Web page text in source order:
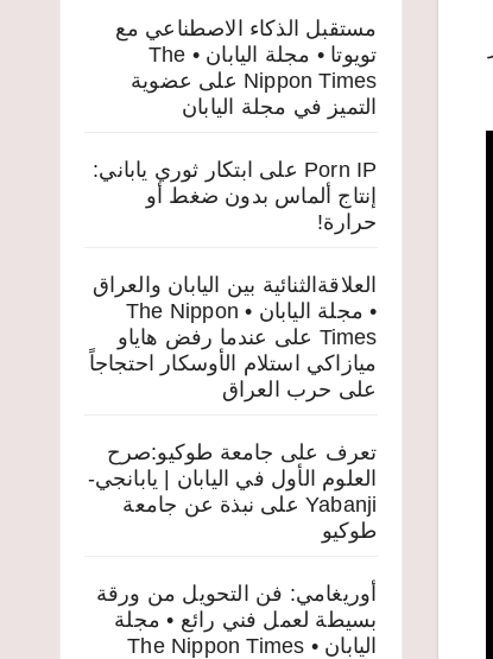
مستقبل الذكاء الاصطناعي مع
تويوتا • مجلة اليابان • The
Nippon Times على عضوية
التميز في مجلة اليابان
Porn IP على ابتكار ثوري ياباني:
إنتاج ألماس بدون ضغط أو
حرارة!
العلاقةالثنائية بين اليابان والعراق
• مجلة اليابان • The Nippon
Times على عندما رفض هاياو
ميازاكي استلام الأوسكار احتجاجاً
على حرب العراق
تعرف على جامعة طوكيو:صرح
العلوم الأول في اليابان | يابانجي-
Yabanjiعلى نبذة عن جامعة
طوكيو
أوريغامي: فن التحويل من ورقة
بسيطة لعمل فني رائع • مجلة
اليابان • The Nippon Times